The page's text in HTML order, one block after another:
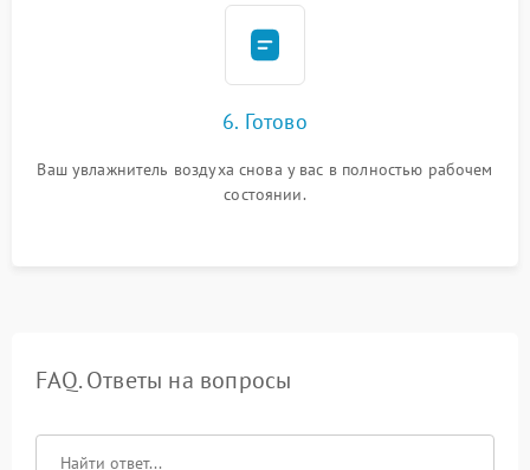
6. Готово
Ваш увлажнитель воздуха снова у вас в полностью рабочем
состоянии.
FAQ. Ответы на вопросы